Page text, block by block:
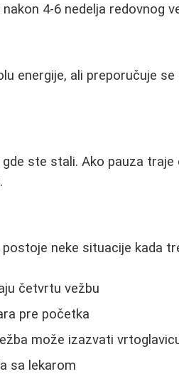
4-6 nedelja redovnog
energije, ali preporučuje
ste stali. Ako pauza traje
neke situacije kada
četvrtu vežbu
pre početka
može izazvati
sa lekarom